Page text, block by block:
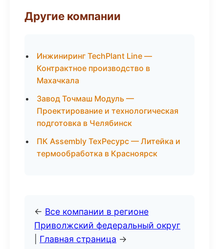
Другие компании
Инжиниринг TechPlant Line —
Контрактное производство в
Махачкала
Завод Точмаш Модуль —
Проектирование и технологическая
подготовка в Челябинск
ПК Assembly ТехРесурс — Литейка и
термообработка в Красноярск
← Все компании в регионе
Приволжский федеральный округ
Главная страница →